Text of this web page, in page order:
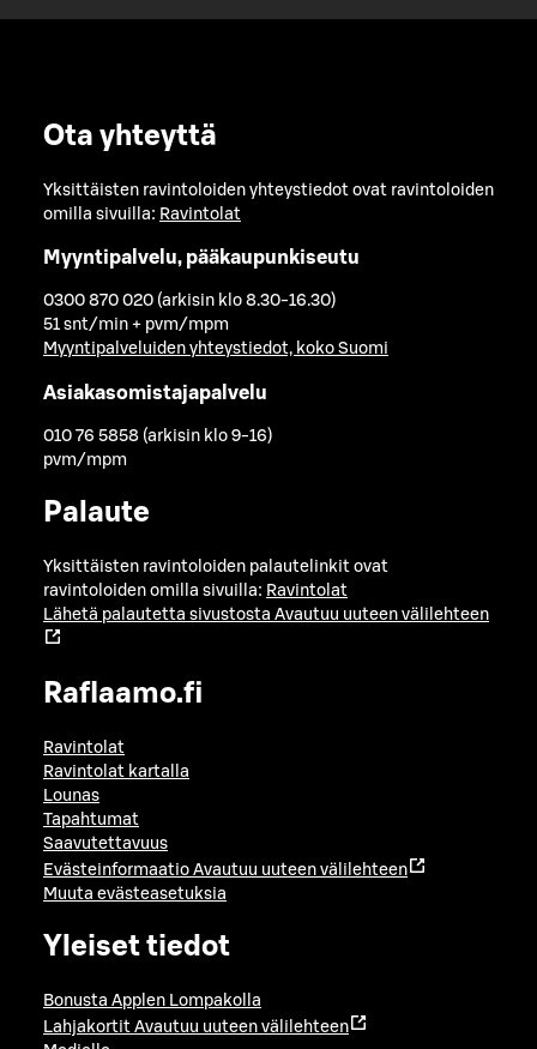
Ota yhteyttä
Yksittäisten ravintoloiden yhteystiedot ovat ravintoloiden
omilla sivuilla: Ravintolat
Myyntipalvelu, pääkaupunkiseutu
0300 870 020 (arkisin klo 8.30-16.30)
51 snt/min + pvm/mpm
Myyntipalveluiden yhteystiedot, koko Suomi
Asiakasomistajapalvelu
010 76 5858 (arkisin klo 9-16)
pvm/mpm
Palaute
Yksittäisten ravintoloiden palautelinkit ovat
ravintoloiden omilla sivuilla: Ravintolat
Lähetä palautetta sivustosta Avautuu uuteen välilehteen
Raflaamo.fi
Ravintolat
Ravintolat kartalla
Lounas
Tapahtumat
Saavutettavuus
Evästeinformaatio Avautuu uuteen välilehteen
Muuta evästeasetuksia
Yleiset tiedot
Bonusta Applen Lompakolla
Lahjakortit Avautuu uuteen välilehteen